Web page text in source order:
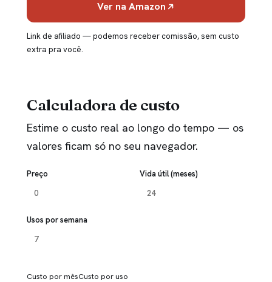
Ver na Amazon
Link de afiliado — podemos receber comissão, sem custo
extra pra você.
Calculadora de custo
Estime o custo real ao longo do tempo — os
valores ficam só no seu navegador.
Preço Vida útil (meses)
Usos por semana
Custo por mêsCusto por uso